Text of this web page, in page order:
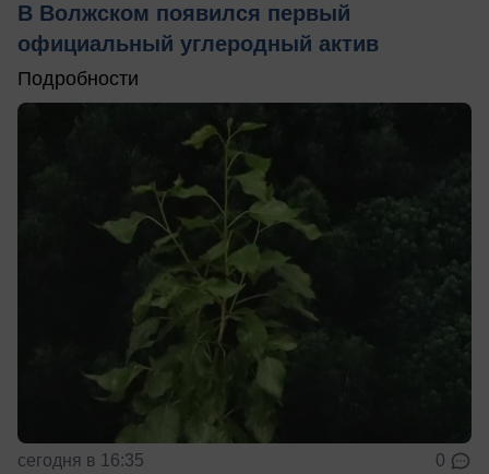
В Волжском появился первый
официальный углеродный актив
Подробности
сегодня в 16:35 0